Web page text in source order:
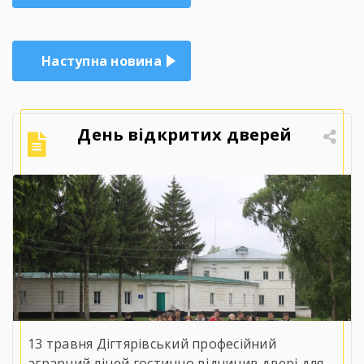
записів
Наступна новина
День відкритих дверей
13 травня Дігтярівський професійний